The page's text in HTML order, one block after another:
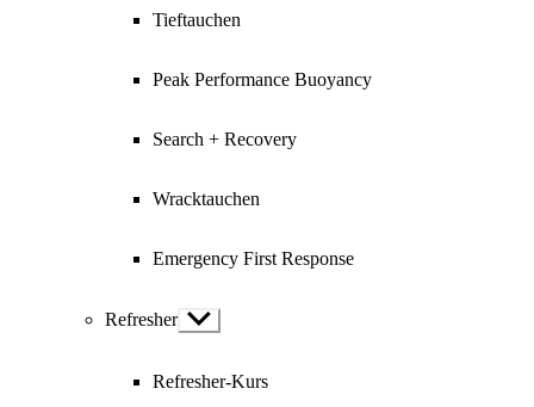
Tieftauchen
Peak Performance Buoyancy
Search + Recovery
Wracktauchen
Emergency First Response
Refresher Show
sub
Refresher-Kurs